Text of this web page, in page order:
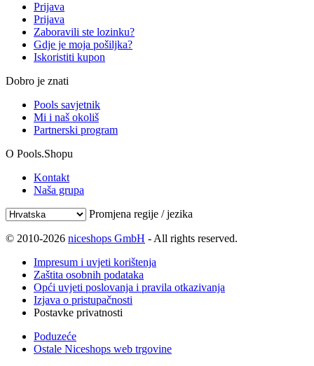
Prijava
Prijava
Zaboravili ste lozinku?
Gdje je moja pošiljka?
Iskoristiti kupon
Dobro je znati
Pools savjetnik
Mi i naš okoliš
Partnerski program
O Pools.Shopu
Kontakt
Naša grupa
Promjena regije / jezika
© 2010-2026 niceshops GmbH - All rights reserved.
Impresum i uvjeti korištenja
Zaštita osobnih podataka
Opći uvjeti poslovanja i pravila otkazivanja
Izjava o pristupačnosti
Postavke privatnosti
Poduzeće
Ostale Niceshops web trgovine